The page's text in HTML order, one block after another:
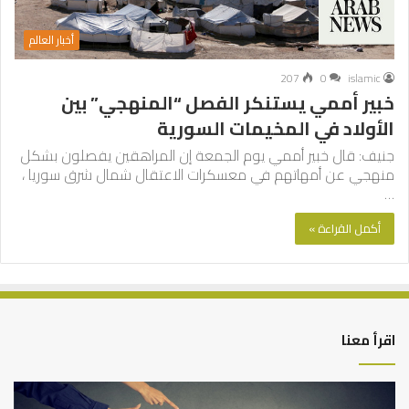
أخبار العالم
islamic
0
207
خبير أممي يستنكر الفصل “المنهجي” بين
الأولاد في المخيمات السورية
جنيف: قال خبير أممي يوم الجمعة إن المراهقين يفصلون بشكل
منهجي عن أمهاتهم في معسكرات الاعتقال شمال شرق سوريا ،
…
أكمل القراءة »
اقرأ معنا
التوازن